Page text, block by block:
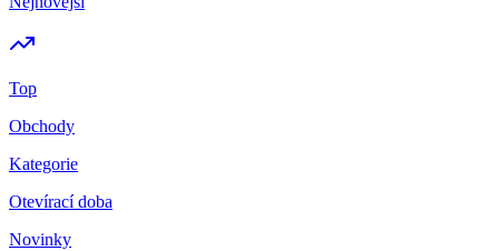
Top
Obchody
Kategorie
Otevírací doba
Novinky